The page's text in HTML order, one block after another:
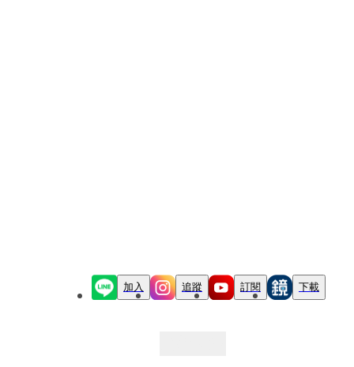
加入 追蹤 訂閱 下載